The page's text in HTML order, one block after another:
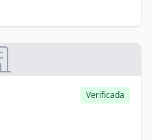
Verificada